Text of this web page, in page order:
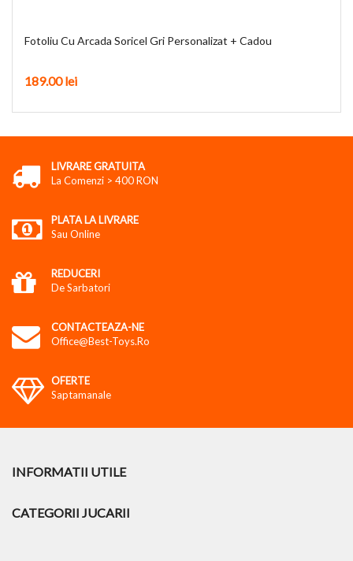
Fotoliu Cu Arcada Soricel Gri Personalizat + Cadou
189.00lei
LIVRARE GRATUITA
La Comenzi > 400 RON
PLATA LA LIVRARE
Sau Online
REDUCERI
De Sarbatori
CONTACTEAZA-NE
Office@best-Toys.ro
OFERTE
Saptamanale
INFORMATII UTILE
CATEGORII JUCARII